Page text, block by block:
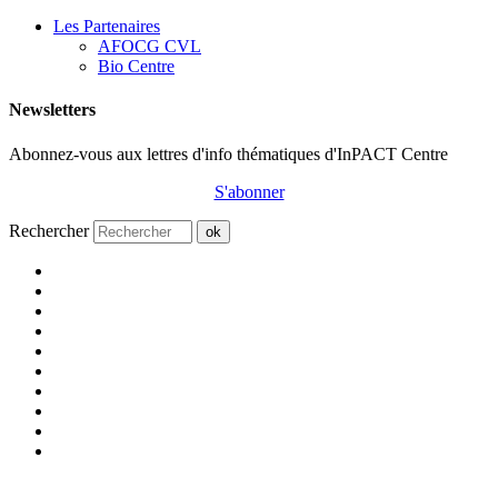
Les Partenaires
AFOCG CVL
Bio Centre
Newsletters
Abonnez-vous aux lettres d'info thématiques d'InPACT Centre
S'abonner
Rechercher ok